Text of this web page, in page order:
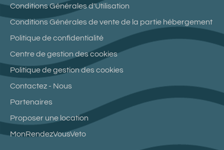
Conditions Générales d'Utilisation
Conditions Générales de vente de la partie hébergement
Politique de confidentialité
Centre de gestion des cookies
Politique de gestion des cookies
Contactez - Nous
Partenaires
Proposer une location
MonRendezVousVeto